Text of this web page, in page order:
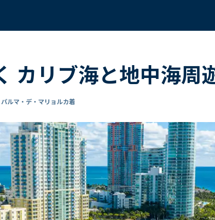
カリブ海と地中海周
ルマ・デ・マリョルカ着